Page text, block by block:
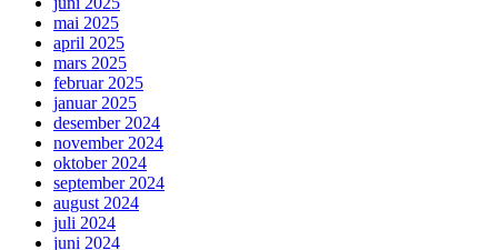
mai 2025
april 2025
mars 2025
februar 2025
januar 2025
desember 2024
november 2024
oktober 2024
september 2024
august 2024
juli 2024
juni 2024